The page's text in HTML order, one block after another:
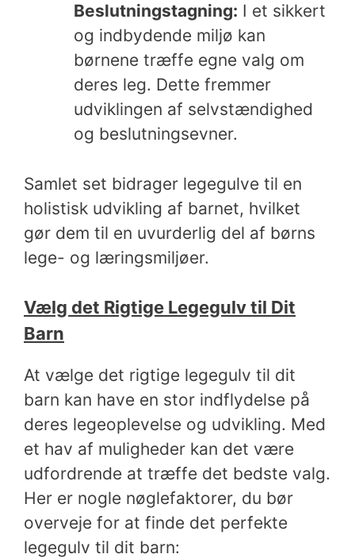
Beslutningstagning: I et sikkert
og indbydende miljø kan
børnene træffe egne valg om
deres leg. Dette fremmer
udviklingen af selvstændighed
og beslutningsevner.
Samlet set bidrager legegulve til en
holistisk udvikling af barnet, hvilket
gør dem til en uvurderlig del af børns
lege- og læringsmiljøer.
Vælg det Rigtige Legegulv til Dit
Barn
At vælge det rigtige legegulv til dit
barn kan have en stor indflydelse på
deres legeoplevelse og udvikling. Med
et hav af muligheder kan det være
udfordrende at træffe det bedste valg.
Her er nogle nøglefaktorer, du bør
overveje for at finde det perfekte
legegulv til dit barn: